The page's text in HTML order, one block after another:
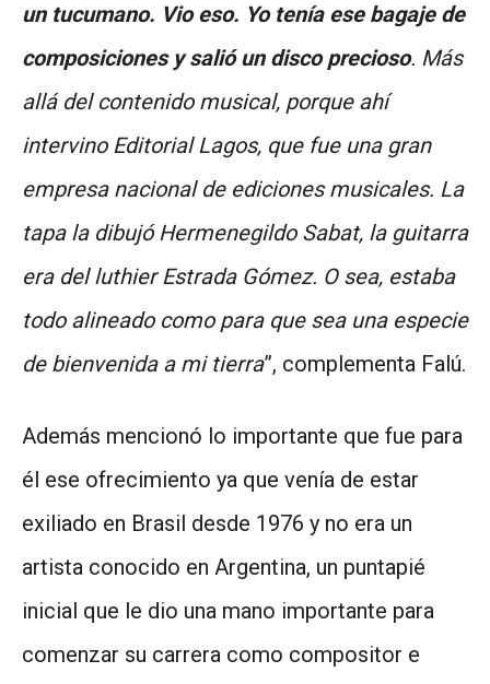
un tucumano. Vio eso. Yo tenía ese bagaje de
composiciones y salió un disco precioso. Más
allá del contenido musical, porque ahí
intervino Editorial Lagos, que fue una gran
empresa nacional de ediciones musicales. La
tapa la dibujó Hermenegildo Sabat, la guitarra
era del luthier Estrada Gómez. O sea, estaba
todo alineado como para que sea una especie
de bienvenida a mi tierra”, complementa Falú.
Además mencionó lo importante que fue para
él ese ofrecimiento ya que venía de estar
exiliado en Brasil desde 1976 y no era un
artista conocido en Argentina, un puntapié
inicial que le dio una mano importante para
comenzar su carrera como compositor e